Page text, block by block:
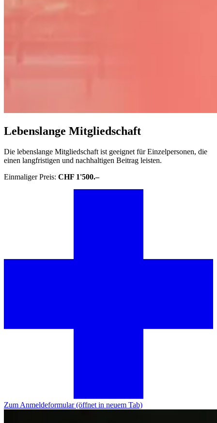
Lebenslange Mitgliedschaft
Die lebenslange Mitgliedschaft ist geeignet für Einzelpersonen, die
einen langfristigen und nachhaltigen Beitrag leisten.
Einmaliger Preis: CHF 1'500.–
Zum Anmeldeformular(öffnet in neuem Tab)